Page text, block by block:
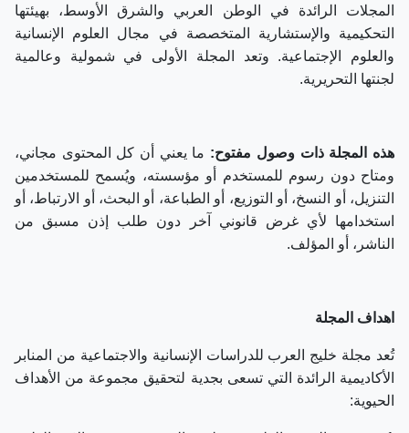
المجلات الرائدة في الوطن العربي والشرق الأوسط، بهيئتها
التحكيمية والإستشارية المتخصصة في مجال العلوم الإنسانية
والعلوم الإجتماعية. وتعد المجلة الأولى في شمولية وعالمية
لجنتها التحريرية.
هذه المجلة ذات وصول مفتوح: ما يعني أن كل المحتوى مجاني،
ومتاح دون رسوم للمستخدم أو مؤسسته، ويُسمح للمستخدمين
التنزيل، أو النسخ، أو التوزيع، أو الطباعة، أو البحث، أو الارتباط، أو
استخدامها لأي غرض قانوني آخر دون طلب إذن مسبق من
الناشر، أو المؤلف.
اهداف المجلة
تُعد مجلة خليج العرب للدراسات الإنسانية والاجتماعية من المنابر
الأكاديمية الرائدة التي تسعى بجدية لتحقيق مجموعة من الأهداف
الحيوية: